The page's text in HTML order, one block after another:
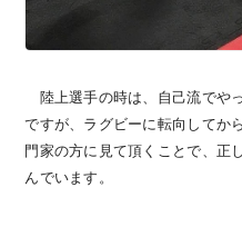
陸上選手の時は、自己流でや
ですが、ラグビーに転向してか
門家の方に見て頂くことで、正
んでいます。